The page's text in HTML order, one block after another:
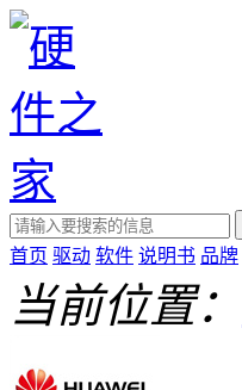
首页 驱动 软件 说明书 品牌
当前位置：